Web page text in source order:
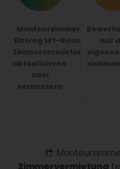
Monteurzimmer-
Eintrag MT-Rooms
Zimmervermietung
aktualisieren
oder
verbessern
auf
Zimmervermietung